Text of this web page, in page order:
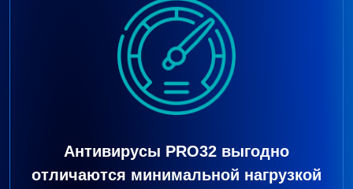
Антивирусы PRO32 выгодно
отличаются минимальной нагрузкой